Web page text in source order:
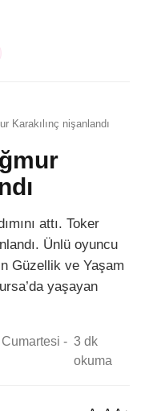
Karakılınç nişanlandı
attı. Toker
Ünlü oyuncu
Güzellik ve Yaşam
yaşayan
- 3 dk
okuma